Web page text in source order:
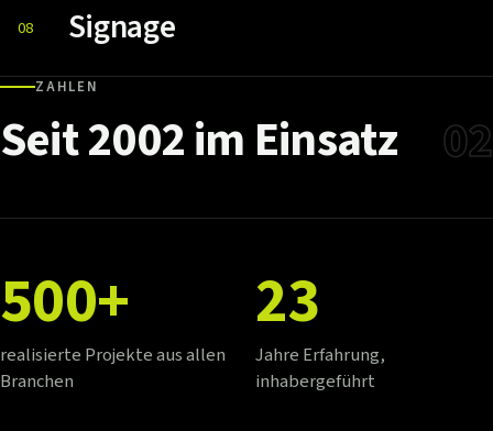
08 Signage
ZAHLEN
Seit2002im Einsatz 02
500+
realisierte Projekte aus allen
Branchen
23
Jahre Erfahrung,
inhabergeführt